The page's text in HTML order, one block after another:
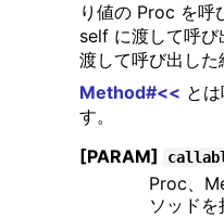
り値の Proc を呼
self に渡して呼
渡して呼び出した
Method#<< と
す。
[PARAM]
Proc、
ソッドを